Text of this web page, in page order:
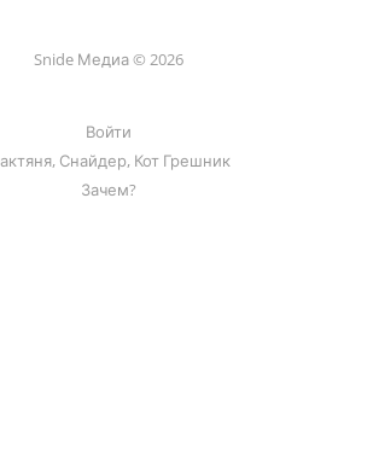
Snide Медиа © 2026
Войти
Снайдер, Кот Грешник
Зачем?